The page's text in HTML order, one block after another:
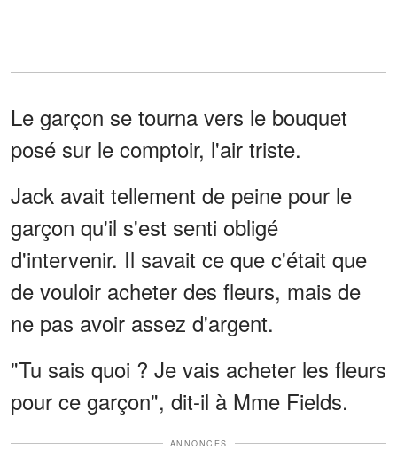
Le garçon se tourna vers le bouquet
posé sur le comptoir, l'air triste.
Jack avait tellement de peine pour le
garçon qu'il s'est senti obligé
d'intervenir. Il savait ce que c'était que
de vouloir acheter des fleurs, mais de
ne pas avoir assez d'argent.
"Tu sais quoi ? Je vais acheter les fleurs
pour ce garçon", dit-il à Mme Fields.
ANNONCES